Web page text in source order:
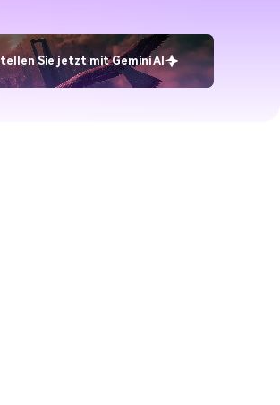
Sie jetzt mit Gemini AI